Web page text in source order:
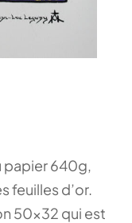
papier 640g,
feuilles d’or.
50×32 qui est